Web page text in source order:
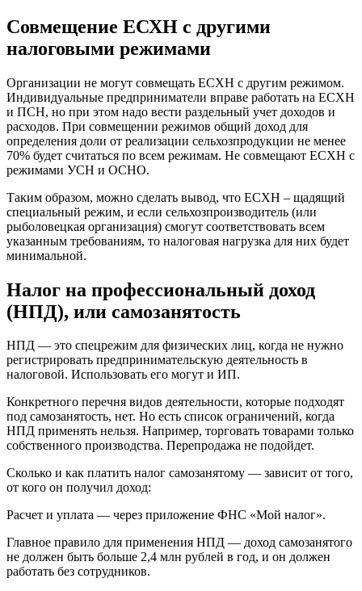
Совмещение ЕСХН с другими
налоговыми режимами
Организации не могут совмещать ЕСХН с другим режимом.
Индивидуальные предприниматели вправе работать на ЕСХН
и ПСН, но при этом надо вести раздельный учет доходов и
расходов. При совмещении режимов общий доход для
определения доли от реализации сельхозпродукции не менее
70% будет считаться по всем режимам. Не совмещают ЕСХН с
режимами УСН и ОСНО.
Таким образом, можно сделать вывод, что ЕСХН – щадящий
специальный режим, и если сельхозпроизводитель (или
рыболовецкая организация) смогут соответствовать всем
указанным требованиям, то налоговая нагрузка для них будет
минимальной.
Налог на профессиональный доход
(НПД), или самозанятость
НПД — это спецрежим для физических лиц, когда не нужно
регистрировать предпринимательскую деятельность в
налоговой. Использовать его могут и ИП.
Конкретного перечня видов деятельности, которые подходят
под самозанятость, нет. Но есть список ограничений, когда
НПД применять нельзя. Например, торговать товарами только
собственного производства. Перепродажа не подойдет.
Сколько и как платить налог самозанятому — зависит от того,
от кого он получил доход:
Расчет и уплата — через приложение ФНС «Мой налог».
Главное правило для применения НПД — доход самозанятого
не должен быть больше 2,4 млн рублей в год, и он должен
работать без сотрудников.